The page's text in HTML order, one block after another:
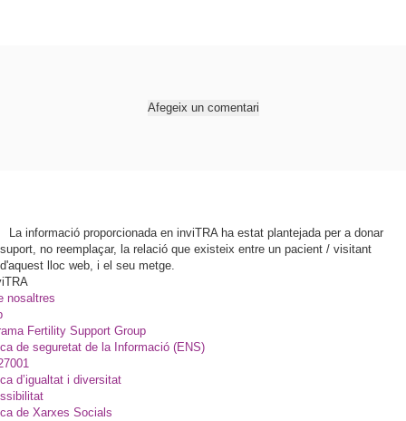
Afegeix un comentari
La informació proporcionada en inviTRA ha estat plantejada per a donar
suport, no reemplaçar, la relació que existeix entre un pacient / visitant
d'aquest lloc web, i el seu metge.
nosaltres
Fertility Support Group
de seguretat de la Informació (ENS)
d’igualtat i diversitat
de Xarxes Socials